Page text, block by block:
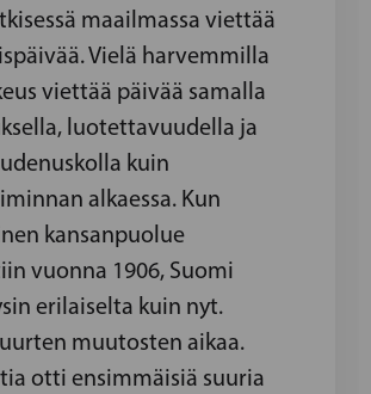
maailmassa viettää
Vielä harvemmilla
viettää päivää samalla
luotettavuudella ja
kuin
alkaessa. Kun
kansanpuolue
vuonna 1906, Suomi
erilaiselta kuin nyt.
muutosten aikaa.
otti ensimmäisiä suuria